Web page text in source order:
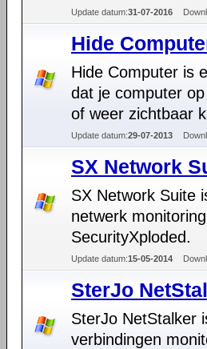
Update datum:31-07-2016
Hide
Hide Computer is
dat je computer
of weer zichtbaar
Update datum:29-07-2013
SX Network
SX Network Suite
netwerk
SecurityXploded.
Update datum:15-05-2014
SterJo
SterJo NetStalker
verbindingen